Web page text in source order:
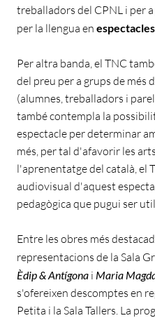
treballadors del CPNL i per
per la llengua en
Per altra banda, el TNC
del preu per a grups de més
(alumnes, treballadors i
també contempla la
espectacle per determinar
més, per tal d'afavorir les
l'aprenentatge del català, el
audiovisual d'aquest
pedagògica que pugui ser
Entre les obres més
representacions de la Sala
Èdip & Antígona i Maria
s'ofereixen descomptes en
Petita i la Sala Tallers. La